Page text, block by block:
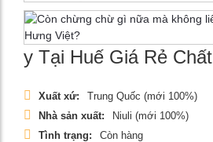
y Tại Huế Giá Rẻ
Xuất xứ:
Trung Quốc (mới 100%)
Nhà sản xuất:
Niuli (mới 100%)
Tình trạng:
Còn hàng